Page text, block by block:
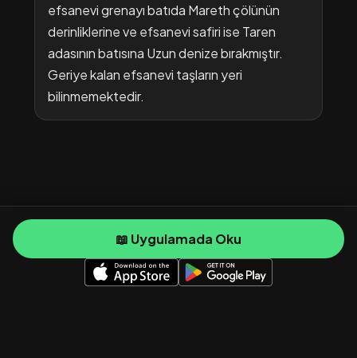
efsanevi grenayı batıda Mareth çölünün
derinliklerine ve efsanevi safiri ise Taren
adasının batısına Uzun denize bırakmıştır.
Geriye kalan efsanevi taşların yeri
bilinmemektedir.
📖 Uygulamada Oku